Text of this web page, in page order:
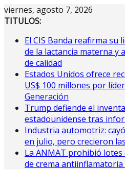
Saltar
al
viernes, agosto 7, 2026
TITULOS:
El CIS Banda reafirma su
de la lactancia materna
de calidad
Estados Unidos ofrece
US$ 100 millones por
Generación
Trump defiende el
estadounidense tras
Industria automotriz:
en julio, pero crecieron
La ANMAT prohibió lotes
de crema